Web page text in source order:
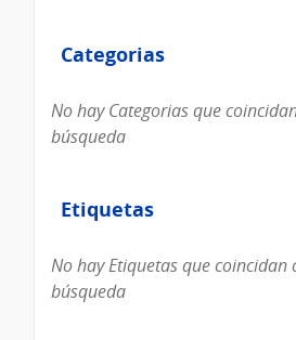
Categorias
Categorias
No hay Categorias que
búsqueda
Etiquetas
Etiquetas
No hay Etiquetas que coincidan
búsqueda